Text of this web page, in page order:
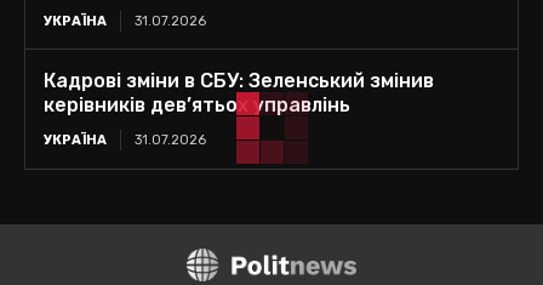
УКРАЇНА 31.07.2026
Кадрові зміни в СБУ: Зеленський змінив
керівників дев’ятьох управлінь
УКРАЇНА 31.07.2026